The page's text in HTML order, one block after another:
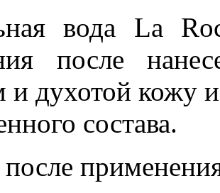
вода La
после
и духотой кожу и
состава.